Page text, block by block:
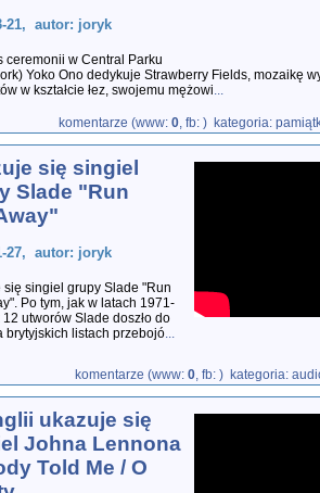
21, autor: joryk
ceremonii w Central Parku
Yoko Ono dedykuje Strawberry Fields, mozaikę
w kształcie łez, swojemu mężowi...
komentarze (www: 0, fb: ) kategoria:
się singiel
Slade "Run
27, autor: joryk
się singiel grupy Slade "Run
Po tym, jak w latach 1971-
12 utworów Slade doszło do
brytyjskich listach przebojó...
komentarze (www: 0, fb: ) kategoria:
ukazuje się
Johna Lennona
Told Me / O